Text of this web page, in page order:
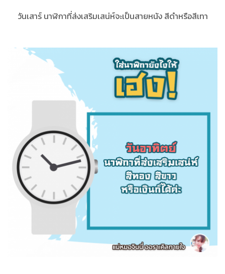
วันเสาร์ นาฬิกาที่ส่งเสริมเสน่ห์จะเป็นสายหนัง สีดำหรือสีเทา